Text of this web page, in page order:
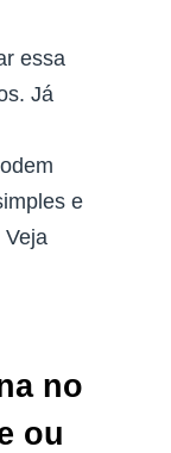
essa
Já
e
Veja
no
ou